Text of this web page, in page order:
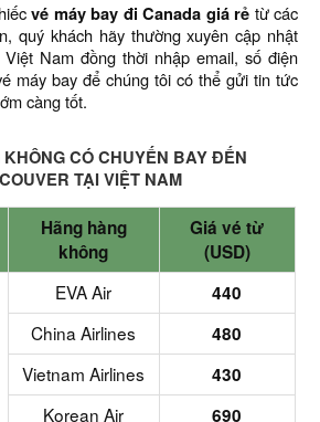
vé máy bay đi Canada giá rẻ từ các
quý khách hãy thường xuyên cập nhật
Nam đồng thời nhập email, số điện
máy bay để chúng tôi có thể gửi tin tức
càng tốt.
CÓ CHUYẾN BAY ĐẾN
TẠI VIỆT NAM
Hãng hàng
không
Giá vé từ
(USD)
EVA Air
440
China Airlines
480
Vietnam Airlines
430
Korean Air
690